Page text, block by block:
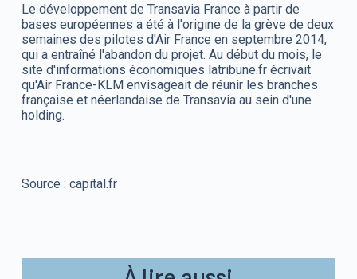
Le développement de Transavia France à partir de
bases européennes a été à l'origine de la grève de deux
semaines des pilotes d'Air France en septembre 2014,
qui a entraîné l'abandon du projet. Au début du mois, le
site d'informations économiques latribune.fr écrivait
qu'Air France-KLM envisageait de réunir les branches
française et néerlandaise de Transavia au sein d'une
holding.
Source : capital.fr